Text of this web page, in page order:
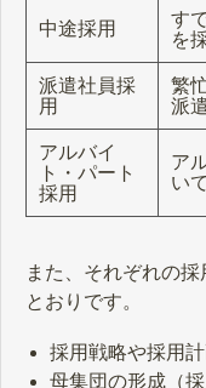
中途採用
す
を
派遣社員採
用
繁
派
アルバイ
ト・パート
採用
ア
い
また、それぞれの
とおりです。
採用戦略や採用
母集団の形成（